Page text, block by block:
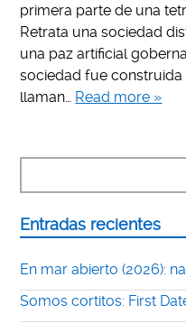
primera parte de una
Retrata una sociedad
una paz artificial
sociedad fue
llaman… Read more »
Entradas recientes
En mar abierto (2026):
Somos cortitos: First